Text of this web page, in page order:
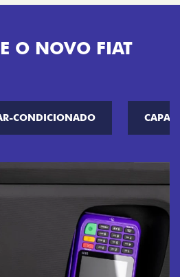
O NOVO FIAT
CONDICIONADO